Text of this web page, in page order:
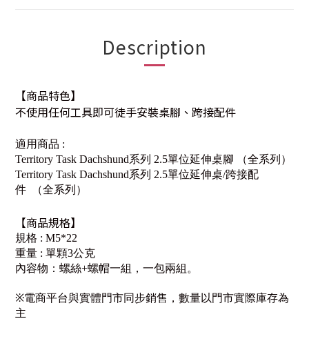
Description
【商品特色】
不使用任何工具即可徒手安裝桌腳、跨接配件
適用商品 :
Territory Task Dachshund系列 2.5單位延伸桌腳 （全系列）
Territory Task Dachshund系列 2.5單位延伸桌/跨接配
件
（全系列）
【商品規格】
規格 : M5*22
重量 : 單顆3公克
內容物：螺絲+螺帽一組，一包兩組。
※電商平台與實體門市同步銷售，數量以門市實際庫存為
主